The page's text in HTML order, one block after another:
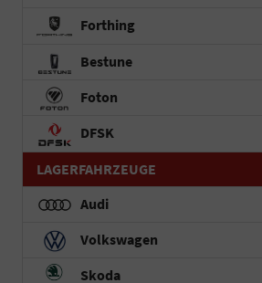
Forthing
Bestune
Foton
DFSK
LAGERFAHRZEUGE
Audi
Volkswagen
Skoda